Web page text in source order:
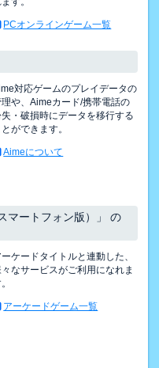
PCオンラインゲーム一覧
対応ゲームのプレイデータの
理や、Aimeカード/携帯電話の
失・破損時にデータを移行する
ができます。
Aimeについて
マートフォン版）」 の
ーケードタイトルと連動した、
なサービスがご利用になれま
アーケードゲーム一覧